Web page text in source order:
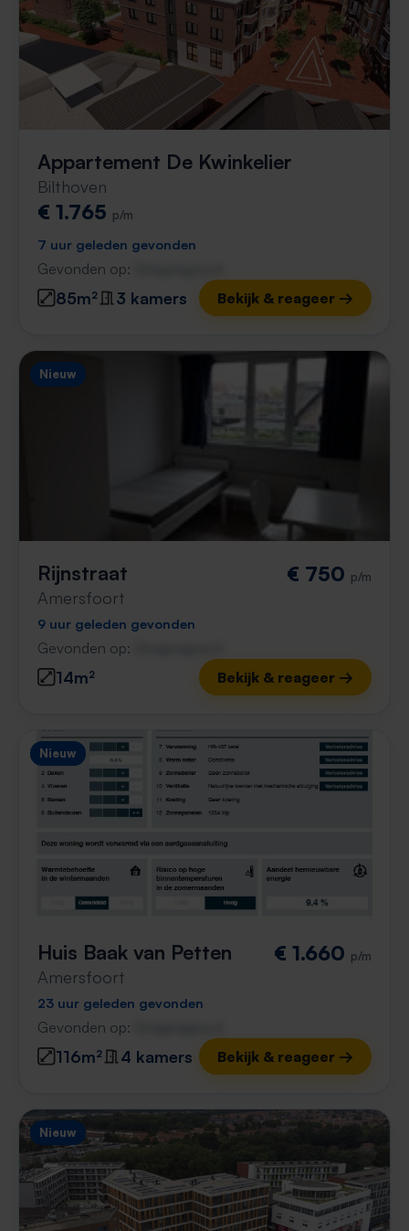
Appartement De Kwinkelier
Bilthoven
€ 1.765 p/m
7 uur geleden gevonden
Gevonden op:
85m² 3 kamers Bekijk & reageer →
Nieuw
Rijnstraat
Amersfoort
€ 750 p/m
9 uur geleden gevonden
Gevonden op:
14m² Bekijk & reageer →
Nieuw
Huis Baak van Petten
Amersfoort
€ 1.660 p/m
23 uur geleden gevonden
Gevonden op:
116m² 4 kamers Bekijk & reageer →
Nieuw